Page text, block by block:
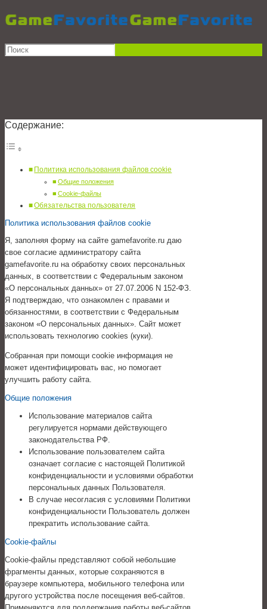
Содержание:
Политика использования файлов cookie
Общие положения
Cookie-файлы
Обязательства пользователя
Политика использования файлов cookie
Я, заполняя форму на сайте gamefavorite.ru даю
свое согласие администратору сайта
gamefavorite.ru на обработку своих персональных
данных, в соответствии с Федеральным законом
«О персональных данных» от 27.07.2006 N 152-ФЗ.
Я подтверждаю, что ознакомлен с правами и
обязанностями, в соответствии с Федеральным
законом «О персональных данных». Сайт может
использовать технологию cookies (куки).
Собранная при помощи cookie информация не
может идентифицировать вас, но помогает
улучшить работу сайта.
Общие положения
Использование материалов сайта
регулируется нормами действующего
законодательства РФ.
Использование пользователем сайта
означает согласие с настоящей Политикой
конфиденциальности и условиями обработки
персональных данных Пользователя.
В случае несогласия с условиями Политики
конфиденциальности Пользователь должен
прекратить использование сайта.
Cookie-файлы
Cookie-файлы представляют собой небольшие
фрагменты данных, которые сохраняются в
браузере компьютера, мобильного телефона или
другого устройства после посещения веб-сайтов.